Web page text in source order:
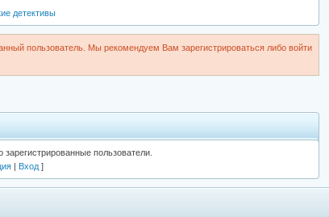
детективы
пользователь. Мы рекомендуем Вам зарегистрироваться либо войти
пользователи.
| Вход ]